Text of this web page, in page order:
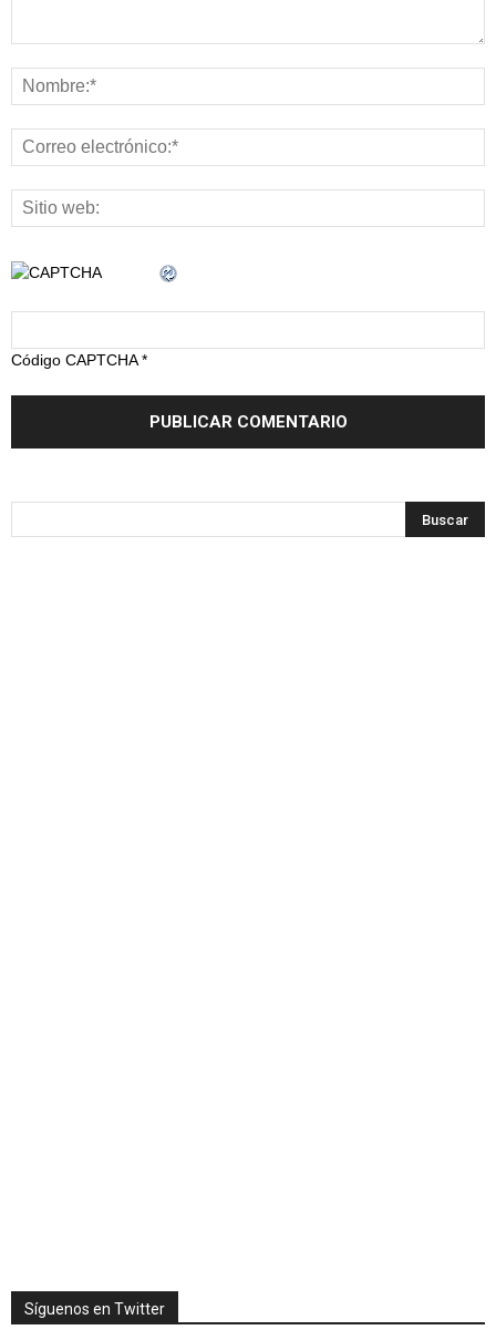
Código CAPTCHA*
Síguenos en Twitter